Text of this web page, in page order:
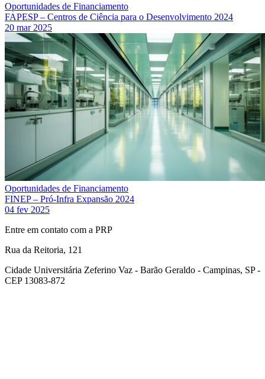
Oportunidades de Financiamento
FAPESP – Centros de Ciência para o Desenvolvimento 2024
20 mar 2025
Oportunidades de Financiamento
FINEP – Pró-Infra Expansão 2024
04 fev 2025
Entre em contato com a PRP
Rua da Reitoria, 121
Cidade Universitária Zeferino Vaz - Barão Geraldo - Campinas, SP -
CEP 13083-872